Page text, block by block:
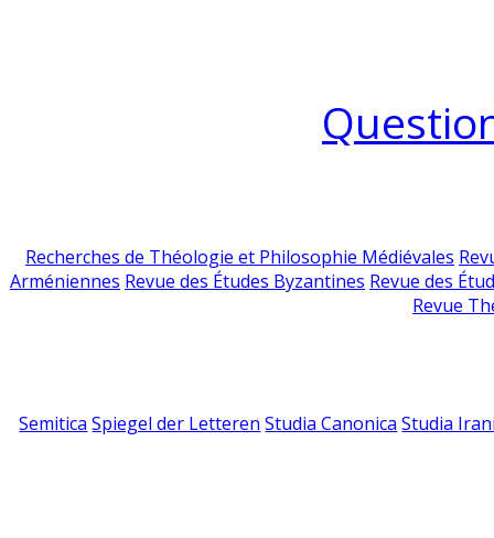
Recherches de Théologie et Philosophie Médiévales
Arméniennes Revue des Études Byzantines Revue des
Revue
Semitica Spiegel der Letteren Studia Canonica Studia